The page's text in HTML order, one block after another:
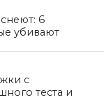
6
убивают
с
теста и